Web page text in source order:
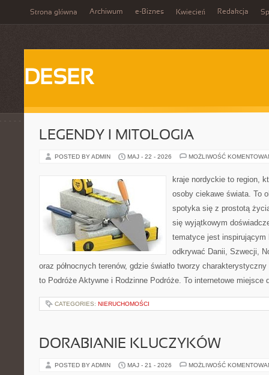
Strona główna Archiwum e-Biznes Kwiecień Redakcja
DESER
LEGENDY I MITOLOGIA
POSTED BY ADMIN MAJ - 22 - 2026 MOŻLIWOŚĆ
kraje nordyckie to region,
osoby ciekawe świata. To
spotyka się z prostotą
się wyjątkowym
tematyce jest inspirującym
odkrywać Danii, Szwecji,
oraz północnych terenów, gdzie światło tworzy
to Podróże Aktywne i Rodzinne Podróże. To internetowe
CATEGORIES: NIERUCHOMOŚCI
DORABIANIE KLUCZYKÓW
POSTED BY ADMIN MAJ - 21 - 2026 MOŻLIWOŚĆ